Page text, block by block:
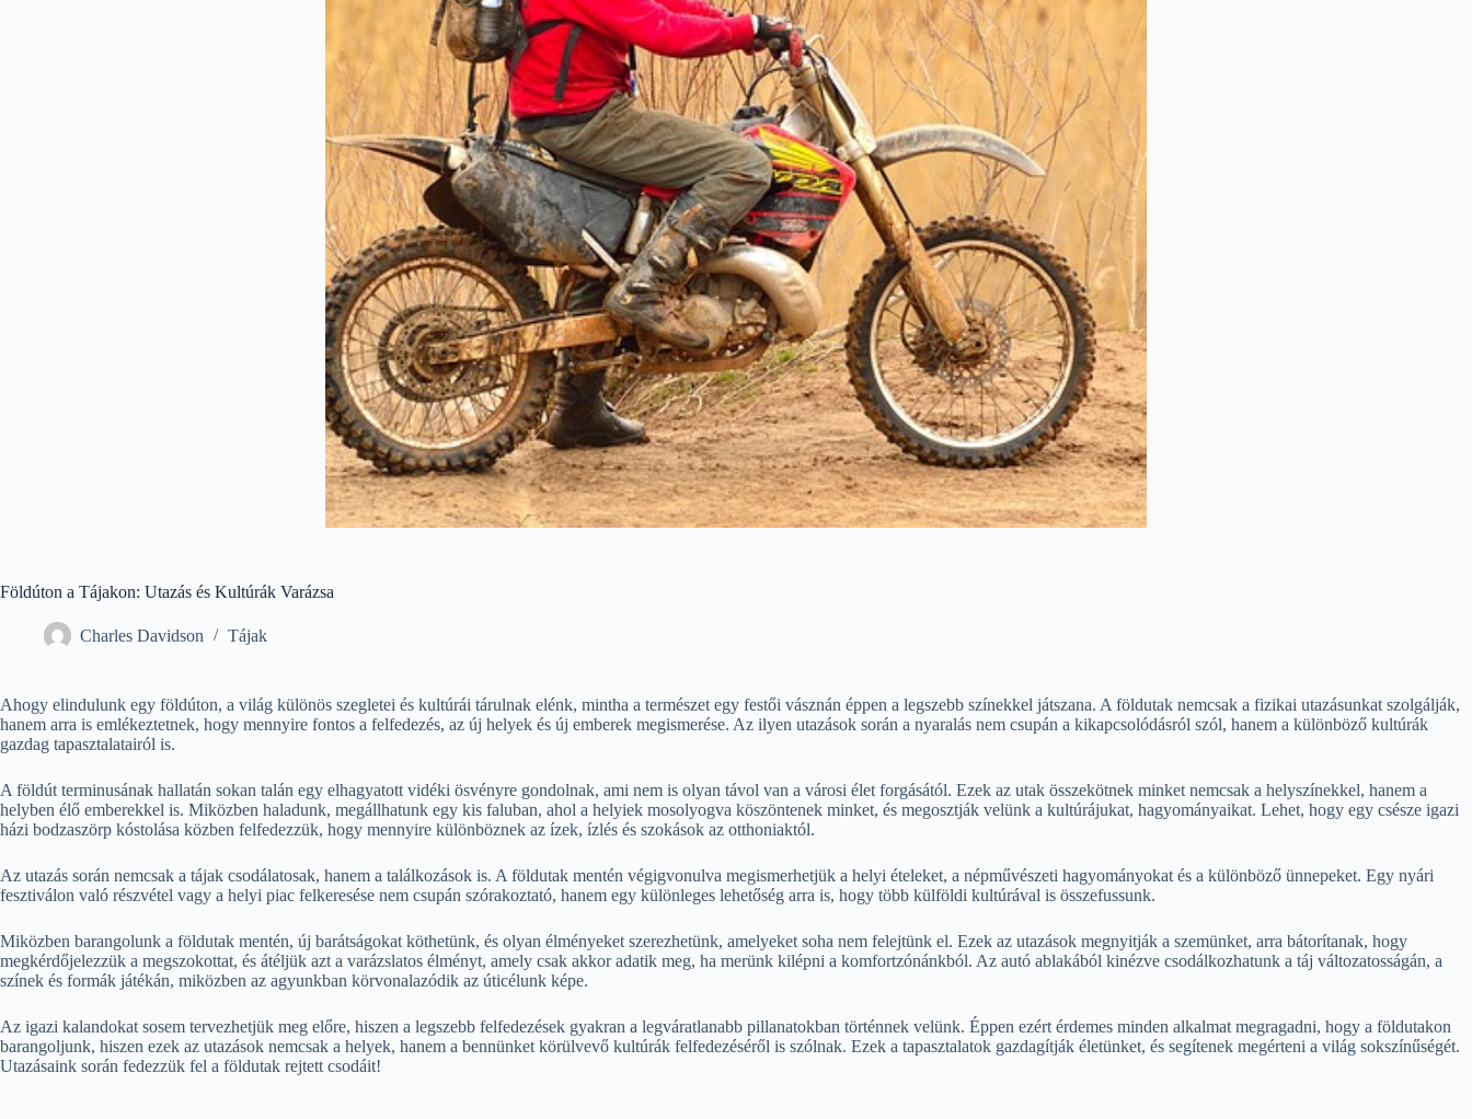
Földúton a Tájakon: Utazás és Kultúrák Varázsa
Charles Davidson Tájak
Ahogy elindulunk egy földúton, a világ különös szegletei és kultúrái tárulnak elénk, mintha a természet egy festői vásznán éppen a legszebb színekkel játszana. A földutak nemcsak a fizikai utazásunkat szolgálják,
hanem arra is emlékeztetnek, hogy mennyire fontos a felfedezés, az új helyek és új emberek megismerése. Az ilyen utazások során a nyaralás nem csupán a kikapcsolódásról szól, hanem a különböző kultúrák
gazdag tapasztalatairól is.
A földút terminusának hallatán sokan talán egy elhagyatott vidéki ösvényre gondolnak, ami nem is olyan távol van a városi élet forgásától. Ezek az utak összekötnek minket nemcsak a helyszínekkel, hanem a
helyben élő emberekkel is. Miközben haladunk, megállhatunk egy kis faluban, ahol a helyiek mosolyogva köszöntenek minket, és megosztják velünk a kultúrájukat, hagyományaikat. Lehet, hogy egy csésze igazi
házi bodzaszörp kóstolása közben felfedezzük, hogy mennyire különböznek az ízek, ízlés és szokások az otthoniaktól.
Az utazás során nemcsak a tájak csodálatosak, hanem a találkozások is. A földutak mentén végigvonulva megismerhetjük a helyi ételeket, a népművészeti hagyományokat és a különböző ünnepeket. Egy nyári
fesztiválon való részvétel vagy a helyi piac felkeresése nem csupán szórakoztató, hanem egy különleges lehetőség arra is, hogy több külföldi kultúrával is összefussunk.
Miközben barangolunk a földutak mentén, új barátságokat köthetünk, és olyan élményeket szerezhetünk, amelyeket soha nem felejtünk el. Ezek az utazások megnyitják a szemünket, arra bátorítanak, hogy
megkérdőjelezzük a megszokottat, és átéljük azt a varázslatos élményt, amely csak akkor adatik meg, ha merünk kilépni a komfortzónánkból. Az autó ablakából kinézve csodálkozhatunk a táj változatosságán, a
színek és formák játékán, miközben az agyunkban körvonalazódik az úticélunk képe.
Az igazi kalandokat sosem tervezhetjük meg előre, hiszen a legszebb felfedezések gyakran a legváratlanabb pillanatokban történnek velünk. Éppen ezért érdemes minden alkalmat megragadni, hogy a földutakon
barangoljunk, hiszen ezek az utazások nemcsak a helyek, hanem a bennünket körülvevő kultúrák felfedezéséről is szólnak. Ezek a tapasztalatok gazdagítják életünket, és segítenek megérteni a világ sokszínűségét.
Utazásaink során fedezzük fel a földutak rejtett csodáit!